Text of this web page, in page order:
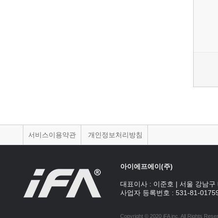
서비스이용약관 개인정보처리방침
아이에프에이(주)
대표이사 : 이준호 | 서울 강남구
사업자 등록번호 : 531-81-
Copyright © 2020 iFA inc . All Rights